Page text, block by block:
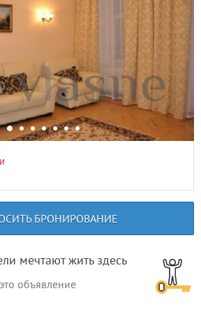
БРОНИРОВАНИЕ
мечтают жить здесь
объявление